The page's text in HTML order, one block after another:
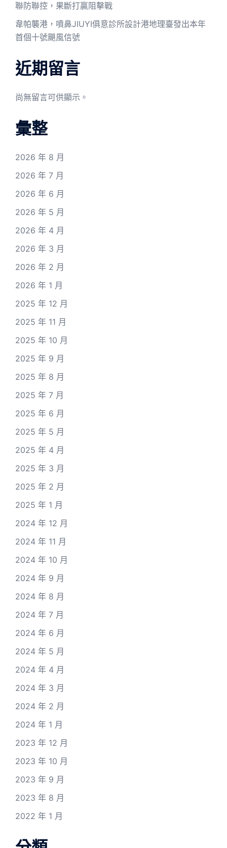
聯防聯控，果斷打贏阻擊戰
韋帕襲港，噴鼻JIUYI俱意診所設計港地理臺發出本年
首個十號颶風信號
近期留言
尚無留言可供顯示。
彙整
2026 年 8 月
2026 年 7 月
2026 年 6 月
2026 年 5 月
2026 年 4 月
2026 年 3 月
2026 年 2 月
2026 年 1 月
2025 年 12 月
2025 年 11 月
2025 年 10 月
2025 年 9 月
2025 年 8 月
2025 年 7 月
2025 年 6 月
2025 年 5 月
2025 年 4 月
2025 年 3 月
2025 年 2 月
2025 年 1 月
2024 年 12 月
2024 年 11 月
2024 年 10 月
2024 年 9 月
2024 年 8 月
2024 年 7 月
2024 年 6 月
2024 年 5 月
2024 年 4 月
2024 年 3 月
2024 年 2 月
2024 年 1 月
2023 年 12 月
2023 年 10 月
2023 年 9 月
2023 年 8 月
2022 年 1 月